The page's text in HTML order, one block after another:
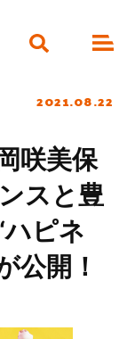
2021.08.22
咲美保
スと豊
ピネ
公開！